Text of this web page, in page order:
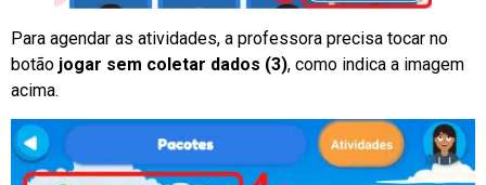
Para agendar as atividades, a professora precisa tocar no
botão jogar sem coletar dados (3), como indica a imagem
acima.